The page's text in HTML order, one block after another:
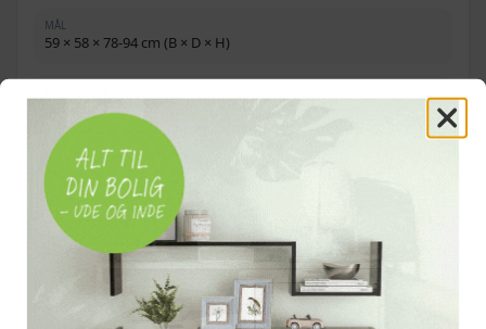
MÅL
59 × 58 × 78-94 cm (B × D × H)
DIAMETER, BASE
45 cm
HØJDEJUSTERING
16 cm (gasløft)
MAKS. BELASTNING
110 kg pr. sæde